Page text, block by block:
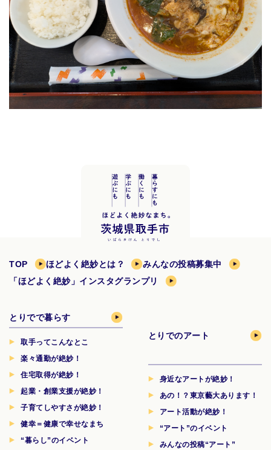
TOP ほどよく絶妙とは？
みんなの投稿募集中
「ほどよく絶妙」インスタグランプリ
とりでで暮らす
取手ってこんなとこ
楽々通勤が絶妙！
住宅取得が絶妙！
起業・創業支援が絶妙！
子育てしやすさが絶妙！
健幸＝健康で幸せなまち
“暮らし”のイベント
とりでのアート
身近なアートが絶妙！
あの！？東京藝大あります！
アート活動が絶妙！
“アート”のイベント
みんなの投稿“アート”